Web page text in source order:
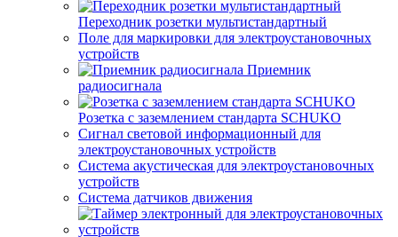
Переходник розетки мультистандартный
Поле для маркировки для электроустановочных
устройств
Приемник
радиосигнала
Розетка с заземлением стандарта SCHUKO
Сигнал световой информационный для
электроустановочных устройств
Система акустическая для электроустановочных
устройств
Система датчиков движения